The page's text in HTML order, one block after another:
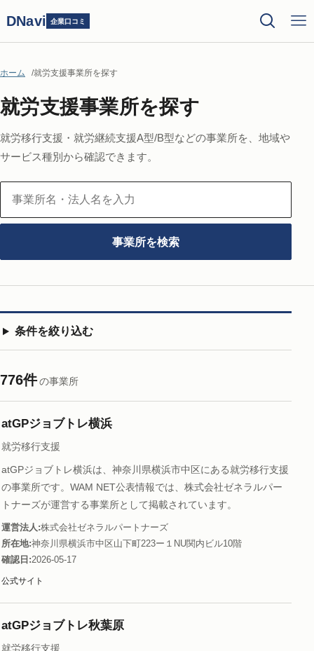
DNavi 企業口コミ
ホーム 就労支援事業所を探す
就労支援事業所を探す
就労移行支援・就労継続支援A型/B型などの事業所を、地域や
サービス種別から確認できます。
人
事業所を検索
条件を絞り込む
776件の事業所
atGPジョブトレ横浜
就労移行支援
atGPジョブトレ横浜は、神奈川県横浜市中区にある就労移行支援
の事業所です。WAM NET公表情報では、株式会社ゼネラルパー
トナーズが運営する事業所として掲載されています。
運営法人 株式会社ゼネラルパートナーズ
所在地 神奈川県横浜市中区山下町223ー１NU関内ビル10階
確認日 2026-05-17
公式サイト
atGPジョブトレ秋葉原
就労移行支援